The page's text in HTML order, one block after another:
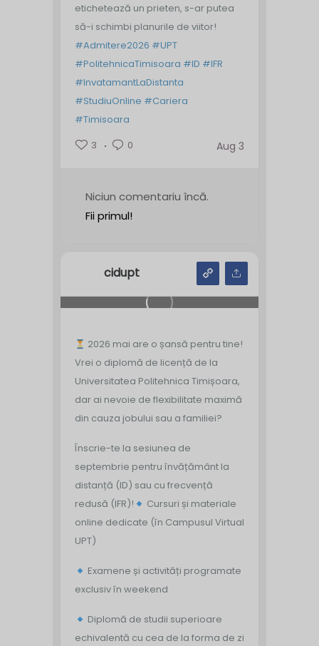
etichetează un prieten, s-ar putea
să-i schimbi planurile de viitor!
#Admitere2026 #UPT
#PolitehnicaTimisoara #ID #IFR
#InvatamantLaDistanta
#StudiuOnline #Cariera
#Timisoara
3
0 Aug 3
Niciun comentariu încă.
Fii primul!
cidupt
2026 mai are o șansă pentru tine!
Vrei o diplomă de licență de la
Universitatea Politehnica Timișoara,
dar ai nevoie de flexibilitate maximă
din cauza jobului sau a familiei?
Înscrie-te la sesiunea de
septembrie pentru învățământ la
distanță (ID) sau cu frecvență
redusă (IFR)!
Cursuri și materiale
online dedicate (în Campusul Virtual
UPT)
Examene și activități programate
exclusiv în weekend
Diplomă de studii superioare
echivalentă cu cea de la forma de zi